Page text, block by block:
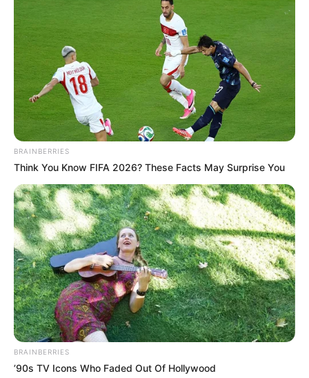
BRAINBERRIES
Think You Know FIFA 2026? These Facts May Surprise You
BRAINBERRIES
’90s TV Icons Who Faded Out Of Hollywood